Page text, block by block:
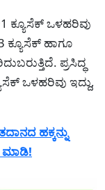
ಕ್ಯೂಸೆಕ್ ಒಳಹರಿವು
ಕ್ಯೂಸೆಕ್ ಹಾಗೂ
ಪ್ರಸಿದ್ಧ
ಒಳಹರಿವು ಇದ್ದು,
ಹಕ್ಕನ್ನು
ಮಾಡಿ!